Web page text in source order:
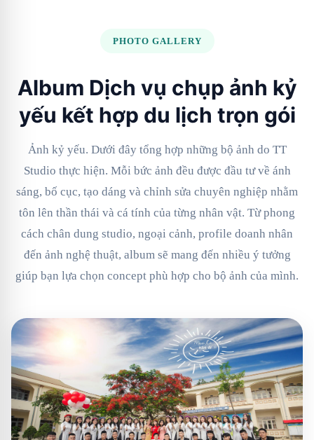
PHOTO GALLERY
Album Dịch vụ chụp ảnh kỷ
yếu kết hợp du lịch trọn gói
Ảnh kỷ yếu. Dưới đây tổng hợp những bộ ảnh do TT
Studio thực hiện. Mỗi bức ảnh đều được đầu tư về ánh
sáng, bố cục, tạo dáng và chỉnh sửa chuyên nghiệp nhằm
tôn lên thần thái và cá tính của từng nhân vật. Từ phong
cách chân dung studio, ngoại cảnh, profile doanh nhân
đến ảnh nghệ thuật, album sẽ mang đến nhiều ý tưởng
giúp bạn lựa chọn concept phù hợp cho bộ ảnh của mình.